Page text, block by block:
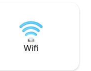
Wifi